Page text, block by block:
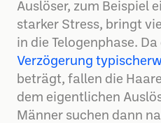
Auslöser, zum Beispiel
starker Stress, bringt
in die Telogenphase. Da
Verzögerung
beträgt, fallen die
dem eigentlichen
Männer suchen dann